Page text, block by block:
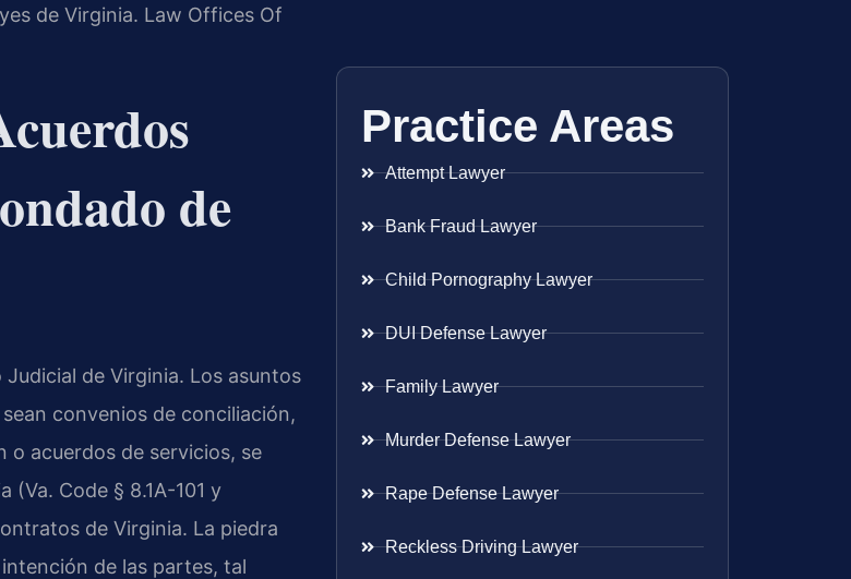
de Virginia. Law Offices Of
de
de Virginia. Los asuntos
convenios de conciliación,
acuerdos de servicios, se
Code § 8.1A-101 y
de Virginia. La piedra
de las partes, tal
Practice Areas
Attempt Lawyer
Bank Fraud Lawyer
Child Pornography Lawyer
DUI Defense Lawyer
Family Lawyer
Murder Defense Lawyer
Rape Defense Lawyer
Reckless Driving Lawyer